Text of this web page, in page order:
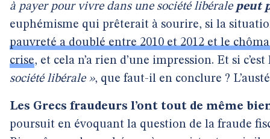
à payer pour vivre dans une société libérale peut
euphémisme qui prêterait à sourire, si la
pauvreté a doublé entre 2010 et 2012 et le
crise, et cela n’a rien d’une impression. Et si
société libérale », que faut-il en conclure ?
Les Grecs fraudeurs l’ont tout de même
poursuit en évoquant la question de la fraude